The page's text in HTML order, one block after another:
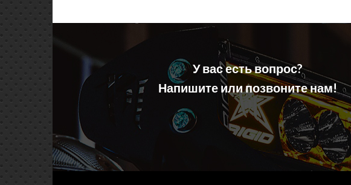
У вас есть вопрос?
Напишите или позвоните нам!